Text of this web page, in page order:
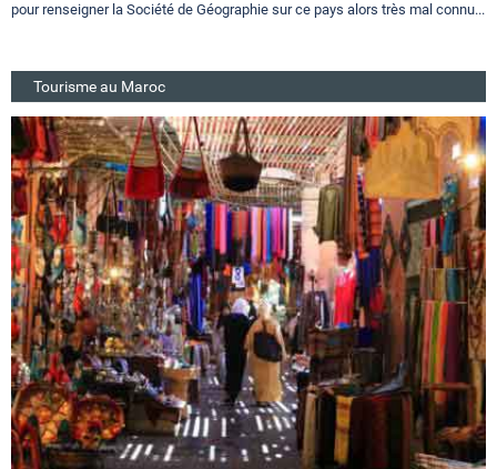
pour renseigner la Société de Géographie sur ce pays alors très mal connu...
Tourisme au Maroc